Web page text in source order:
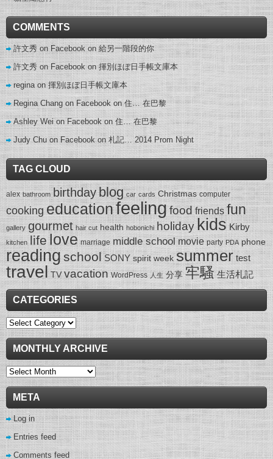
COMMENTS
許文秀 on Facebookon給另一階段的你
許文秀 on Facebookon揮別ほぼ日手帳文庫本
reginaon揮別ほぼ日手帳文庫本
Regina Chang on Facebook on住… 在巴黎
Ashley Wei on Facebookon住… 在巴黎
Judy Chu on Facebookon札記… 2014 Prom Night
TAG CLOUD
alex bathroom birthdayblog car cards Christmas computer
cooking educationfeelingfood friends fun
gallery gourmet hair cut health hobonichi holiday kids Kirby
kitchen life love marriage middle school movie party PDA phone
readingschool SONY spirit week summer test
travel TV vacation WordPress 人生 分享 牢騷 生活札記
CATEGORIES
Categories
MONTHLY ARCHIVE
Monthly
Archive
META
Log in
Entries feed
Comments feed